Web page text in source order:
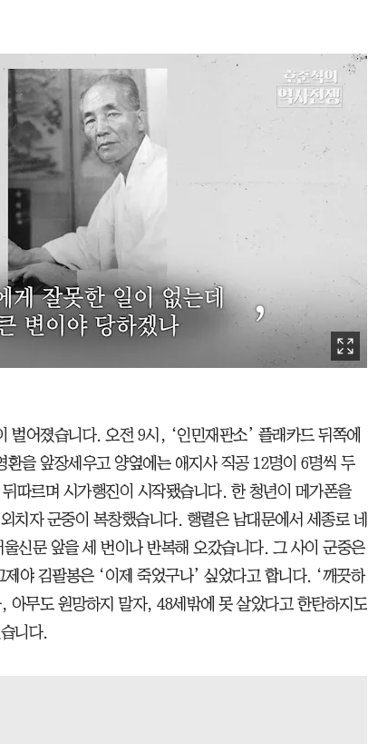
벌어졌습니다. 오전 9시, ‘인민재판소’ 플래카드 뒤쪽에
환을 앞장세우고 양옆에는 애지사 직공 12명이 6명씩 두
따르며 시가행진이 시작됐습니다. 한 청년이 메가폰을
치자 군중이 복창했습니다. 행렬은 남대문에서 세종로 네
신문 앞을 세 번이나 반복해 오갔습니다. 그 사이 군중은
야 김팔봉은 ‘이제 죽었구나’ 싶었다고 합니다. ‘깨끗하
아무도 원망하지 말자, 48세밖에 못 살았다고 한탄하지도
니다.